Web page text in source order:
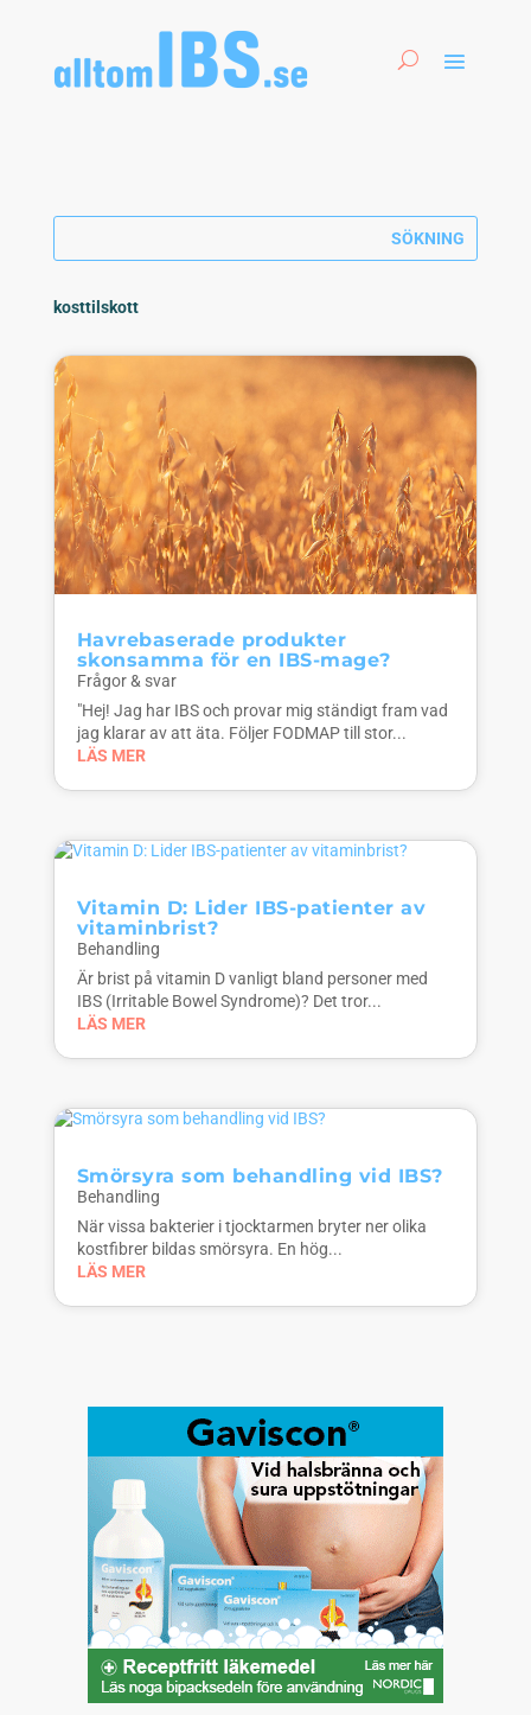
kosttilskott
Havrebaserade produkter
skonsamma för en IBS-mage?
Frågor & svar
"Hej! Jag har IBS och provar mig ständigt fram vad
jag klarar av att äta. Följer FODMAP till stor...
LÄS MER
Vitamin D: Lider IBS-patienter av
vitaminbrist?
Behandling
Är brist på vitamin D vanligt bland personer med
IBS (Irritable Bowel Syndrome)? Det tror...
LÄS MER
Smörsyra som behandling vid IBS?
Behandling
När vissa bakterier i tjocktarmen bryter ner olika
kostfibrer bildas smörsyra. En hög...
LÄS MER